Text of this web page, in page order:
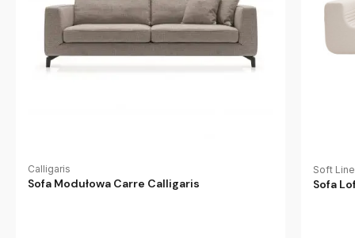
Calligaris
Sofa Modułowa Carre Calligaris
Soft Line
Sofa